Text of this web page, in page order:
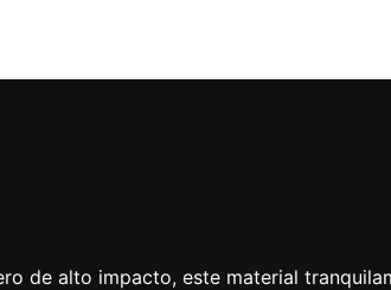
de alto impacto, este material